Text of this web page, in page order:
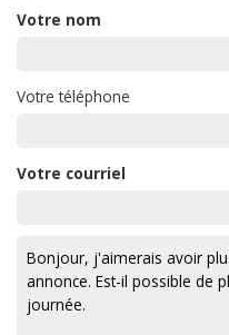
Votre nom
Votre téléphone
Votre courriel